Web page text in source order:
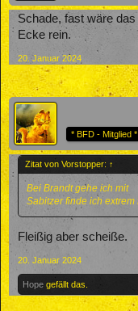
Schade, fast wäre
Ecke rein.
20. Januar 2024
* BFD - Mitglied *
Zitat von Vorstopper: ↑
Bei Brandt gehe ich mit
Sabitzer finde ich extrem
Fleißig aber scheiße.
20. Januar 2024
Hope gefällt das.